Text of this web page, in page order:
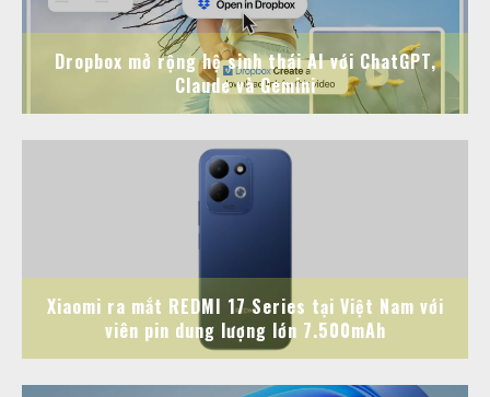
Dropbox mở rộng hệ sinh thái AI với ChatGPT,
Claude và Gemini
Xiaomi ra mắt REDMI 17 Series tại Việt Nam với
viên pin dung lượng lớn 7.500mAh